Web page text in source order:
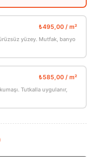
yüzey. Mutfak, banyo
Tutkalla uygulanır,